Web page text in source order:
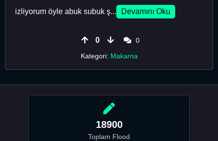
izliyorum öyle abuk subuk ş...
Devamını Oku
0
0
Kategori: Makarna
18900
Toplam Flood